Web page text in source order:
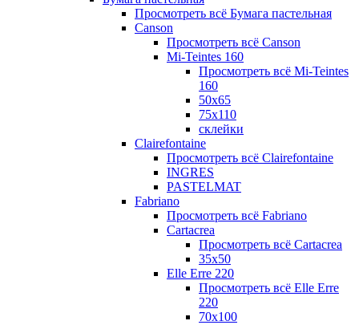
Просмотреть всё Бумага пастельная
Canson
Просмотреть всё Canson
Mi-Teintes 160
Просмотреть всё Mi-Teintes
160
50х65
75х110
склейки
Clairefontaine
Просмотреть всё Clairefontaine
INGRES
PASTELMAT
Fabriano
Просмотреть всё Fabriano
Cartacrea
Просмотреть всё Cartacrea
35х50
Elle Erre 220
Просмотреть всё Elle Erre
220
70х100